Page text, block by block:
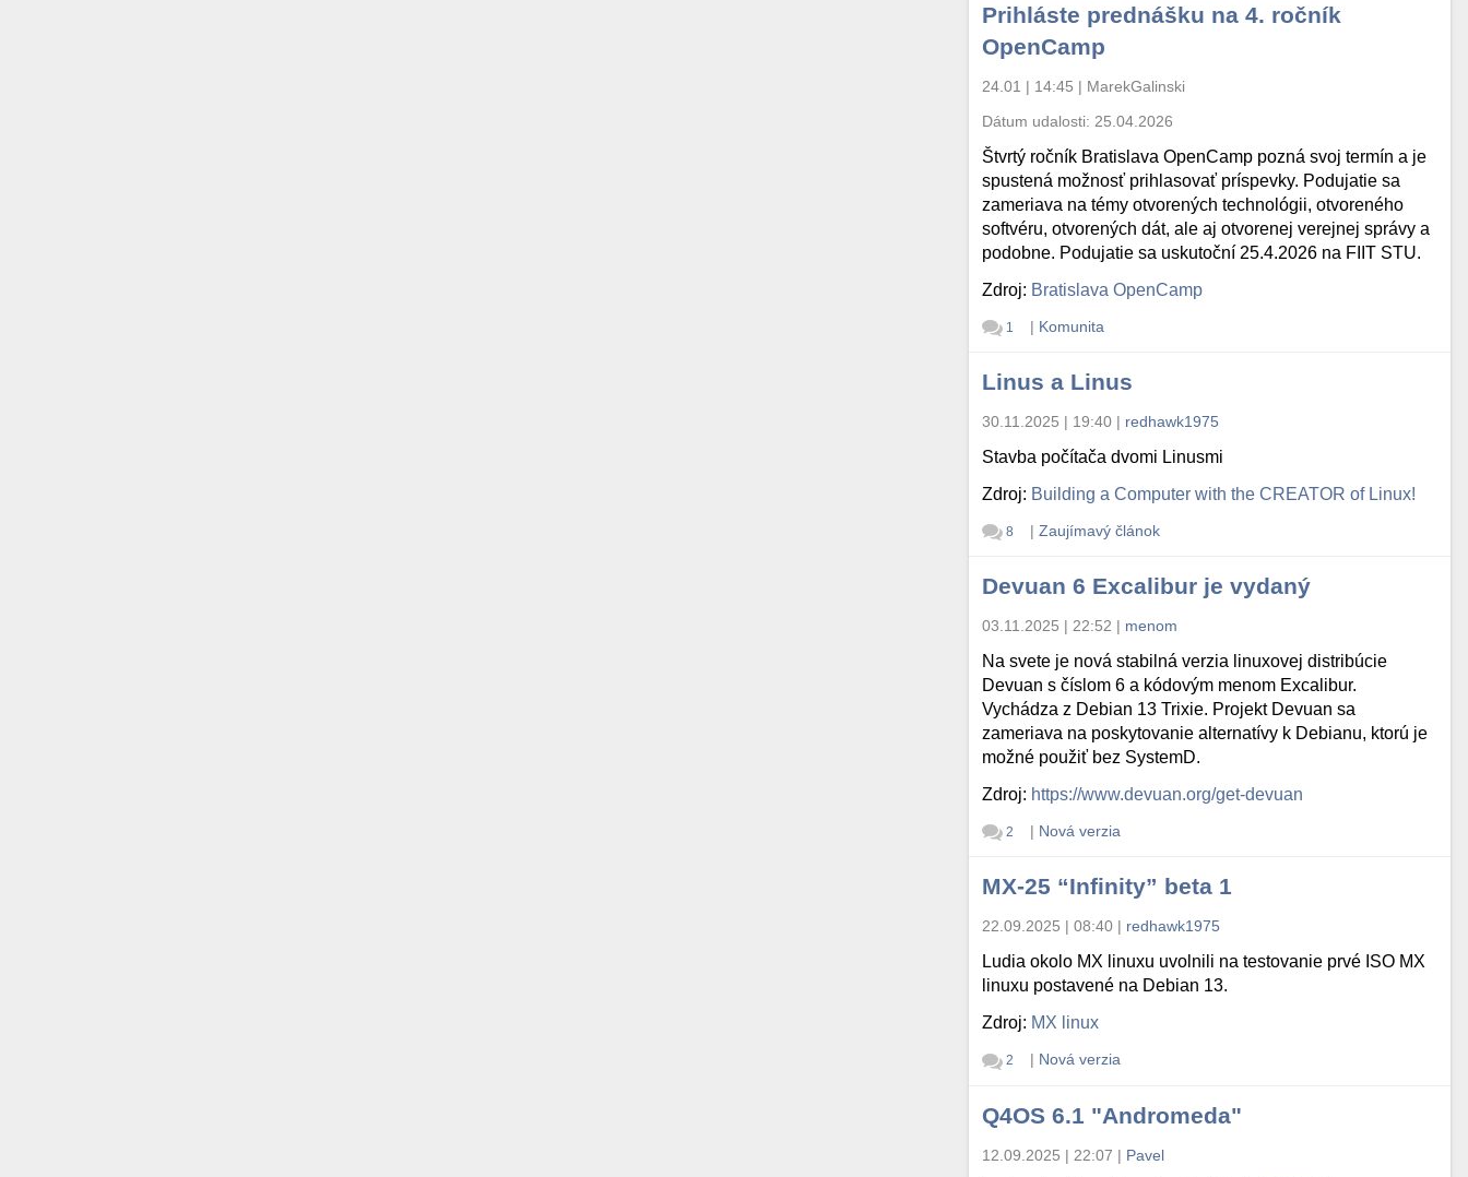
Prihláste prednášku na 4. ročník
OpenCamp
24.01 | 14:45 | MarekGalinski
Dátum udalosti: 25.04.2026
Štvrtý ročník Bratislava OpenCamp pozná svoj termín a je
spustená možnosť prihlasovať príspevky. Podujatie sa
zameriava na témy otvorených technológii, otvoreného
softvéru, otvorených dát, ale aj otvorenej verejnej správy a
podobne. Podujatie sa uskutoční 25.4.2026 na FIIT STU.
Zdroj: Bratislava OpenCamp
1 | Komunita
Linus a Linus
30.11.2025 | 19:40 | redhawk1975
Stavba počítača dvomi Linusmi
Zdroj: Building a Computer with the CREATOR of Linux!
8 | Zaujímavý článok
Devuan 6 Excalibur je vydaný
03.11.2025 | 22:52 | menom
Na svete je nová stabilná verzia linuxovej distribúcie
Devuan s číslom 6 a kódovým menom Excalibur.
Vychádza z Debian 13 Trixie. Projekt Devuan sa
zameriava na poskytovanie alternatívy k Debianu, ktorú je
možné použiť bez SystemD.
Zdroj: https://www.devuan.org/get-devuan
2 | Nová verzia
MX-25 “Infinity” beta 1
22.09.2025 | 08:40 | redhawk1975
Ludia okolo MX linuxu uvolnili na testovanie prvé ISO MX
linuxu postavené na Debian 13.
Zdroj: MX linux
2 | Nová verzia
Q4OS 6.1 "Andromeda"
12.09.2025 | 22:07 | Pavel